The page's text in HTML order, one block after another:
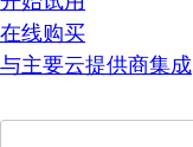
在线购买
与主要云提供商集成